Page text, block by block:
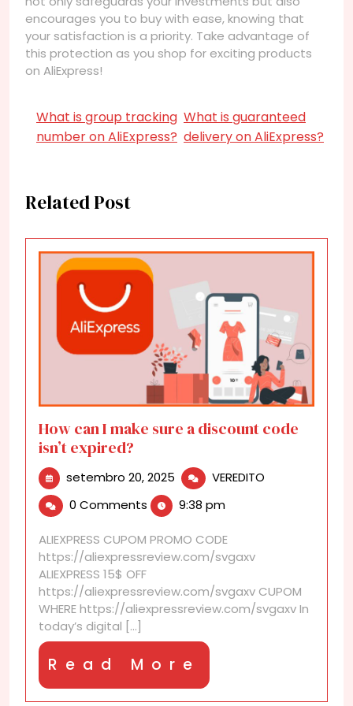
encourages you to buy with ease, knowing that
your satisfaction is a priority. Take advantage of
this protection as you shop for exciting products
on AliExpress!
What is group tracking
number on AliExpress?
What is guaranteed
delivery on AliExpress?
Related Post
How can I make sure a discount code
isn’t expired?
setembro 20, 2025 setembro
20,
2025
VEREDITO
code
isn’t
0 Comments 9:38 pm
ALIEXPRESS CUPOM PROMO CODE
https://aliexpressreview.com/svgaxv
ALIEXPRESS 15$ OFF
https://aliexpressreview.com/svgaxv CUPOM
WHERE https://aliexpressreview.com/svgaxv In
today’s digital [...]
Read More
More